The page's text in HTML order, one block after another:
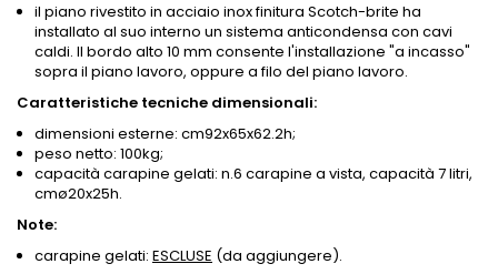
il piano rivestito in acciaio inox finitura Scotch-brite ha
installato al suo interno un sistema anticondensa con cavi
caldi. Il bordo alto 10 mm consente l'installazione "a incasso"
sopra il piano lavoro, oppure a filo del piano lavoro.
Caratteristiche tecniche dimensionali:
dimensioni esterne: cm92x65x62.2h;
peso netto: 100kg;
capacità carapine gelati: n.6 carapine a vista, capacità 7 litri,
cmø20x25h.
Note:
carapine gelati: ESCLUSE (da aggiungere).